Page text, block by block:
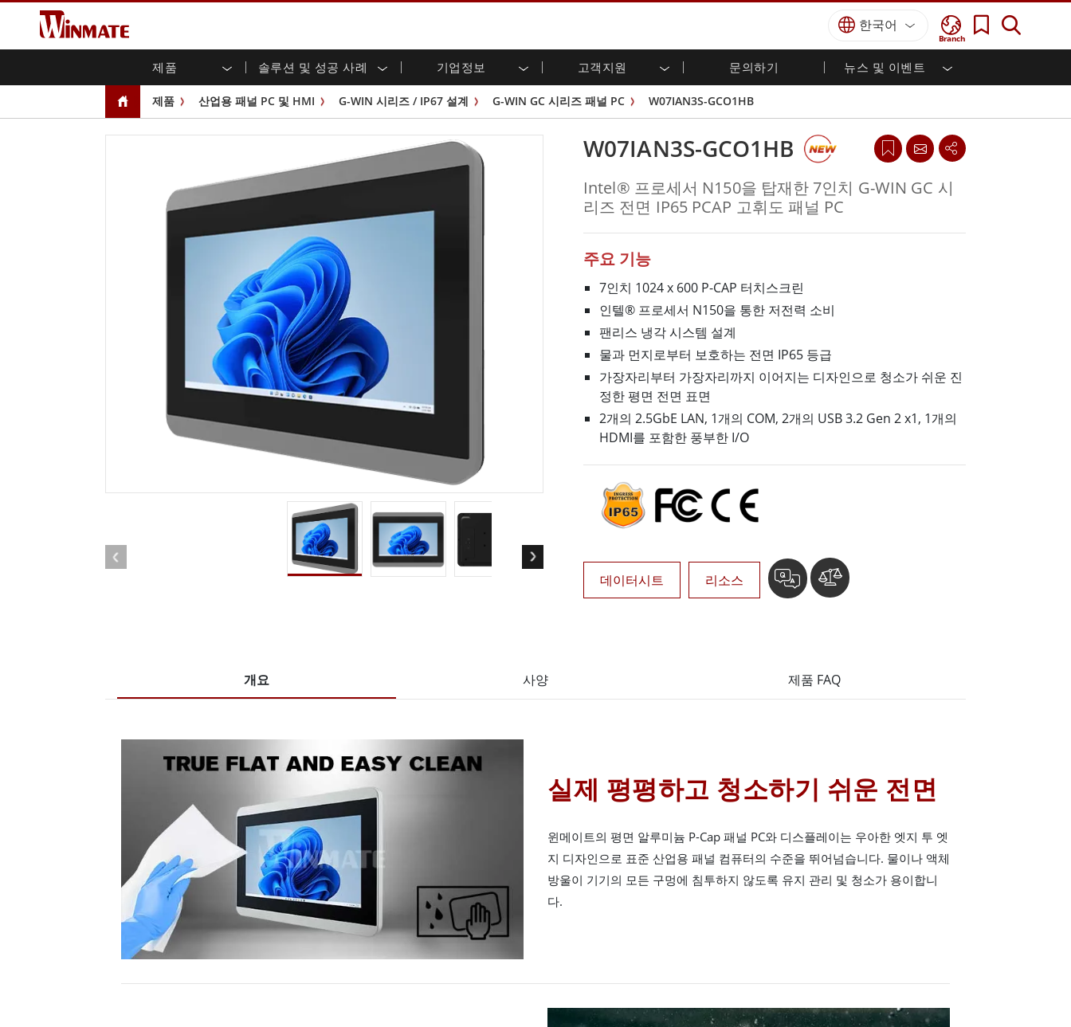
Branch
한국어
제품 솔루션 및 성공 사례 기업정보 고객지원 문의하기 뉴스 및 이벤트
엔터프라이즈 모빌리티
러기드 노트북
러기드 태블릿 컨트롤러
안드로이드 러기드 태블릿
울트라 러기드 태블릿
산업용 디스플레이
멀티터치(P-CAP)
오픈 프레임
패널 마운트
전면 IP65
스테인리스 시리
즈
실외 디스플레이
G-WIN 시리즈 /
IP67
후면 마운트
산업용 패널 PC 및 HMI
HMI(P-CAP 터치)
산업용 패널 PC(P-CAP Touch)
산업용 패널 PC(저항막 터치)
G-WIN 시리즈 / IP67 설계
ATEX 등급
바 타입 패널 PC
엣지 AI 패널 PC
국방 등급
국방부 러기드 노트북
국방부 러기드 태블릿
디펜스 울트라 러기드 태블릿
디펜스 디스플레이 / NVIS 디스플레이
방어 서버
지상 관제소
차량 탑재형 컴퓨터
Windows 차량 탑재 컴퓨터
안드로이드 차량 탑재 컴퓨터
차량 탑재 컴퓨터용 태블릿
임베디드 컴퓨팅
박스 PC / 방수 러기드 PC IP65
IoT 게이트웨이
라디오 게이트웨이
헬스케어 등급
의료용 러기드 태블릿
의료용 패널 PC
헬스케어 디스플레이
해양 등급
해양 패널 PC
해양 임베디드 컴퓨터
견고한 로봇 컨트롤러
엣지 AI 모빌리티
로봇 컨트롤러
석유 및 가스, ATEX 등급
ATEX 등급 러기드 태블릿
ATEX 등급 패널 PC
엣지 AI 모빌리티
엣지 AI 패널 PC
스테인리스 스틸 패널 PC
견고한 로봇 컨트롤러 솔루션 AI 준비 에너지, 화학, ATEX 제품
HMI / 산업 자동화
농업
교통 식품 및 위생 산업
해양
IIoT 및 엣지 컴퓨팅 창고 및 물류
방어
지능형 로보틱스 시스템
재생 에너지
셀프 서비스 키오스크
헤비 듀티
금속 및 광산
스마트 충전소
성공 사례
Winmate에 대하여 투자자 관계 시민권 경력
보증 다운로드 센터 고객 서비스 센터
파트너 포털
마케팅 포털
파일 공유
새로운 제품 뉴스레터 제품 변경 알림
출판물
무역 박람회 이벤트
유튜브 채널 VR 엑스포
인증／준수
제품 산업용 패널 PC 및 HMI G-WIN 시리즈 / IP67 설계 G-WIN GC 시리즈 패널 PC W07IAN3S-GCO1HB
W07IAN3S-GCO1HB
Intel® 프로세서 N150을 탑재한 7인치 G-WIN GC 시
리즈 전면 IP65 PCAP 고휘도 패널 PC
주요 기능
7인치 1024 x 600 P-CAP 터치스크린
인텔® 프로세서 N150을 통한 저전력 소비
팬리스 냉각 시스템 설계
물과 먼지로부터 보호하는 전면 IP65 등급
가장자리부터 가장자리까지 이어지는 디자인으로 청소가 쉬운 진
정한 평면 전면 표면
2개의 2.5GbE LAN, 1개의 COM, 2개의 USB 3.2 Gen 2 x1, 1개의
HDMI를 포함한 풍부한 I/O
데이터시트 리소스
개요 사양 제품 FAQ
실제 평평하고 청소하기 쉬운 전면
윈메이트의 평면 알루미늄 P-Cap 패널 PC와 디스플레이는 우아한 엣지 투 엣
지 디자인으로 표준 산업용 패널 컴퓨터의 수준을 뛰어넘습니다. 물이나 액체
방울이 기기의 모든 구멍에 침투하지 않도록 유지 관리 및 청소가 용이합니
다.